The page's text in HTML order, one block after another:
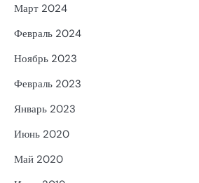
Март 2024
Февраль 2024
Ноябрь 2023
Февраль 2023
Январь 2023
Июнь 2020
Май 2020